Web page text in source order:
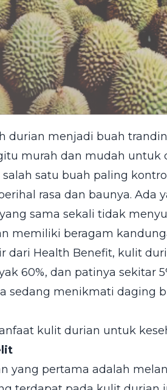
durian menjadi buah
murah dan mudah untuk
satu buah paling
rasa dan baunya. Ada
sama sekali tidak
memiliki beragam
dari Health Benefit, kulit
60%, dan patinya sekitar
sedang menikmati daging
kulit durian untuk
yang pertama adalah